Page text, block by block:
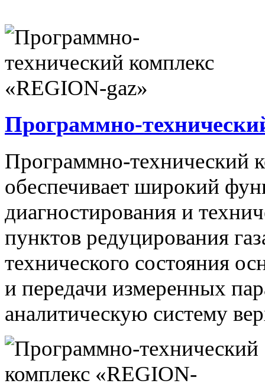
Программно-
Программно-технический
обеспечивает широкий
диагностирования и
пунктов редуцирования
технического состояния
и передачи измеренных
аналитическую систему